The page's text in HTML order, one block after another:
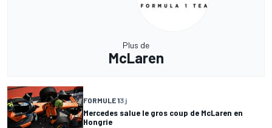
Plus de
McLaren
FORMULE 13 j
Mercedes salue le gros coup de McLaren en
Hongrie